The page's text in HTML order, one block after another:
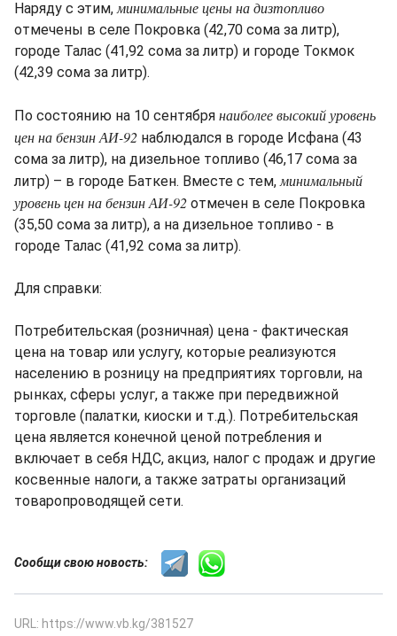
Наряду с этим,минимальные цены на дизтопливо
отмечены в селе Покровка (42,70 сома за литр),
городе Талас (41,92 сома за литр) и городе Токмок
(42,39 сома за литр).
По состоянию на 10 сентября наиболее высокий уровень
цен на бензин АИ-92 наблюдался в городе Исфана (43
сома за литр), на дизельное топливо (46,17 сома за
литр) – в городе Баткен. Вместе с тем,минимальный
уровень цен на бензин АИ-92 отмечен в селе Покровка
(35,50 сома за литр), а на дизельное топливо - в
городе Талас (41,92 сома за литр).
Для справки:
Потребительская (розничная) цена - фактическая
цена на товар или услугу, которые реализуются
населению в розницу на предприятиях торговли, на
рынках, сферы услуг, а также при передвижной
торговле (палатки, киоски и т.д.). Потребительская
цена является конечной ценой потребления и
включает в себя НДС, акциз, налог с продаж и другие
косвенные налоги, а также затраты организаций
товаропроводящей сети.
Сообщи свою новость:
URL: https://www.vb.kg/381527